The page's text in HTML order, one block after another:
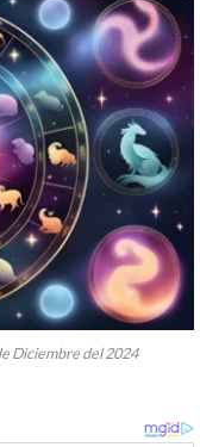
Diciembre del 2024